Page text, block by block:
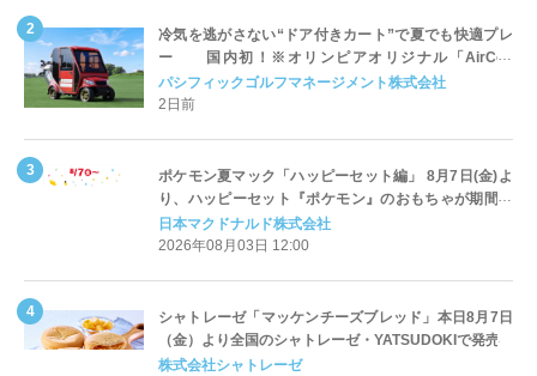
冷気を逃がさない“ドア付きカート”で夏でも快適プレ
ー 国内初！※オリンピアオリジナル「AirCon
Cart（エアコンカート）」導入 | ＰＧＭ
パシフィックゴルフマネージメント株式会社
2日前
ポケモン夏マック「ハッピーセット編」 8月7日(金)よ
り、ハッピーセット『ポケモン』のおもちゃが期間限
定登場
日本マクドナルド株式会社
2026年08月03日 12:00
シャトレーゼ「マッケンチーズブレッド」本日8月7日
（金）より全国のシャトレーゼ・YATSUDOKIで発売
株式会社シャトレーゼ